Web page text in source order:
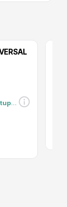
Momentálně nedostupné